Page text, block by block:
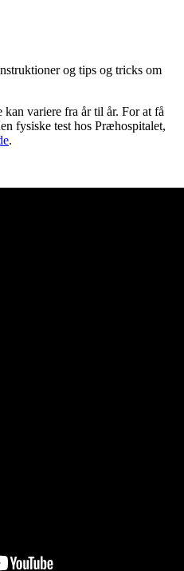
og tips og tricks om
variere fra år til år. For at få
fysiske test hos Præhospitalet,
.